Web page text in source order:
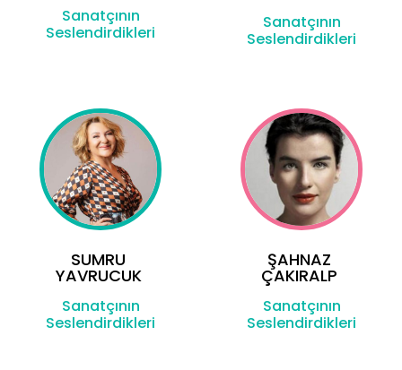
Sanatçının
Seslendirdikleri
Sanatçının
Seslendirdikleri
SUMRU
YAVRUCUK
Sanatçının
Seslendirdikleri
ŞAHNAZ
ÇAKIRALP
Sanatçının
Seslendirdikleri